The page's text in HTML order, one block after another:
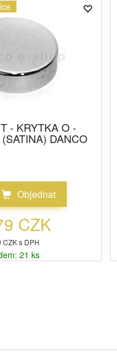
- KRYTKA O -
DANCO
Objednat
CZK
CZK s DPH
21 ks